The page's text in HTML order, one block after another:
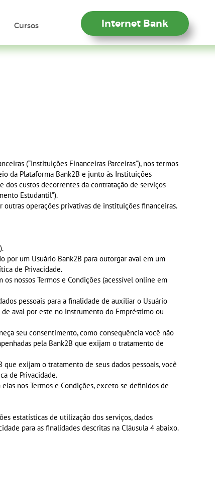
Internet Bank
Cursos
(“Instituições Financeiras Parceiras”), nos termos
da Plataforma Bank2B e junto às Instituições
dos custos decorrentes da contratação de serviços
Estudantil”).
operações privativas de instituições financeiras.
por um Usuário Bank2B para outorgar aval em um
de Privacidade.
nossos Termos e Condições (acessível online em
pessoais para a finalidade de auxiliar o Usuário
aval por este no instrumento do Empréstimo ou
seu consentimento, como consequência você não
pela Bank2B que exijam o tratamento de
exijam o tratamento de seus dados pessoais, você
de Privacidade.
nos Termos e Condições, exceto se definidos de
estatísticas de utilização dos serviços, dados
para as finalidades descritas na Cláusula 4 abaixo.